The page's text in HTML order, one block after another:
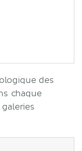
des
chaque